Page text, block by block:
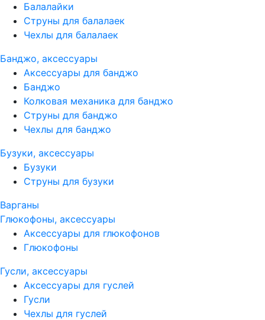
Балалайки
Струны для балалаек
Чехлы для балалаек
Банджо, аксессуары
Аксессуары для банджо
Банджо
Колковая механика для банджо
Струны для банджо
Чехлы для банджо
Бузуки, аксессуары
Бузуки
Струны для бузуки
Варганы
Глюкофоны, аксессуары
Аксессуары для глюкофонов
Глюкофоны
Гусли, аксессуары
Аксессуары для гуслей
Гусли
Чехлы для гуслей